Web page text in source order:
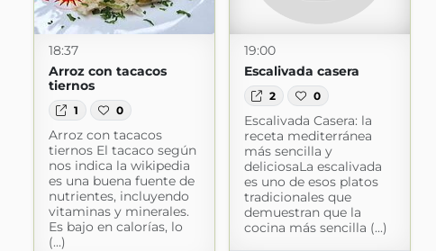
18:37
Arroz con tacacos
tiernos
1 0
Arroz con tacacos
tiernos El tacaco según
nos indica la wikipedia
es una buena fuente de
nutrientes, incluyendo
vitaminas y minerales.
Es bajo en calorías, lo
(...)
19:00
Escalivada casera
2 0
Escalivada Casera: la
receta mediterránea
más sencilla y
deliciosaLa escalivada
es uno de esos platos
tradicionales que
demuestran que la
cocina más sencilla (...)